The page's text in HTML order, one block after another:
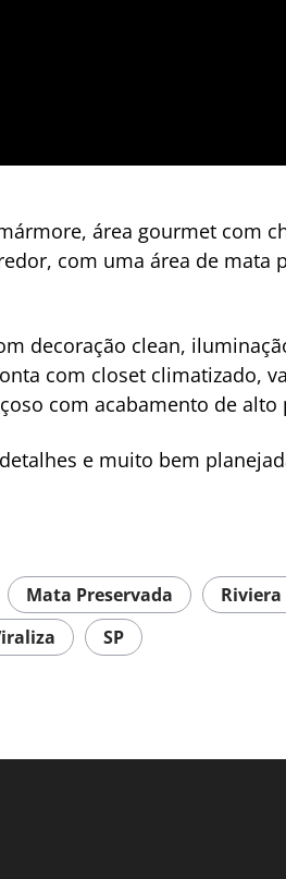
área gourmet com
com uma área de mata
decoração clean,
com closet climatizado,
com acabamento de alto
e muito bem
Mata Preservada
Riviera
SP